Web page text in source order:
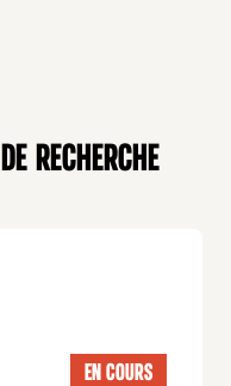
recherche
EN COURS